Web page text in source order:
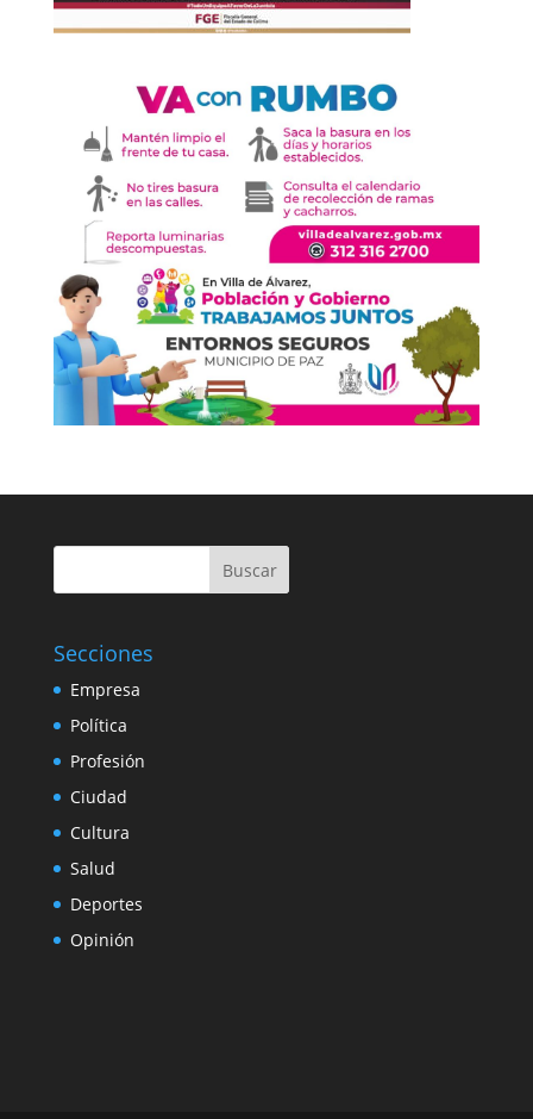
Buscar
Secciones
Empresa
Política
Profesión
Ciudad
Cultura
Salud
Deportes
Opinión